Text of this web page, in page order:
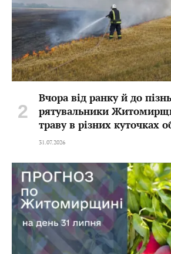
Вчора від ранку й до
рятувальники
траву в різних куточках
31.07.2026